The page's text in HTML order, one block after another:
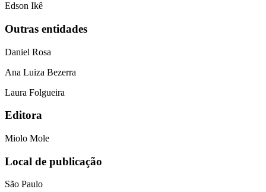
Edson Ikê
Outras entidades
Daniel Rosa
Ana Luiza Bezerra
Laura Folgueira
Editora
Miolo Mole
Local de publicação
São Paulo